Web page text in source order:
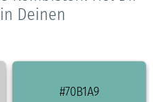
Deinen
#70B1A9